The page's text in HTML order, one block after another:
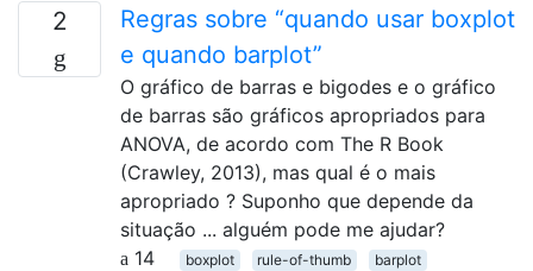
2
Regras sobre “quando usar boxplot
e quando barplot”
O gráfico de barras e bigodes e o gráfico
de barras são gráficos apropriados para
ANOVA, de acordo com The R Book
(Crawley, 2013), mas qual é o mais
apropriado ? Suponho que depende da
situação ... alguém pode me ajudar?
14
boxplot rule-of-thumb barplot